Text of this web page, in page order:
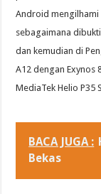
Android mengilhami
sebagaimana
dan kemudian di
A12 dengan Exynos
MediaTek Helio P35
BACA JUGA :
Bekas